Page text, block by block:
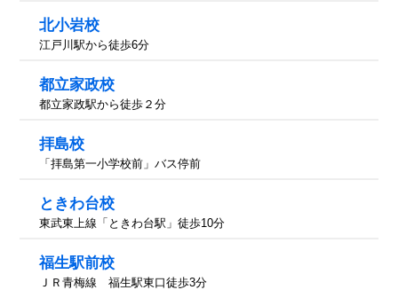
北小岩校
江戸川駅から徒歩6分
都立家政校
都立家政駅から徒歩２分
拝島校
「拝島第一小学校前」バス停前
ときわ台校
東武東上線「ときわ台駅」徒歩10分
福生駅前校
ＪＲ青梅線 福生駅東口徒歩3分